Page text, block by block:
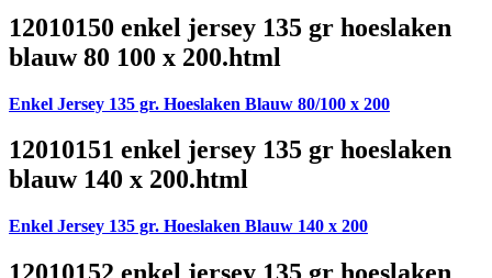
12010150 enkel jersey 135 gr hoeslaken
blauw 80 100 x 200.html
Enkel Jersey 135 gr. Hoeslaken Blauw 80/100 x 200
12010151 enkel jersey 135 gr hoeslaken
blauw 140 x 200.html
Enkel Jersey 135 gr. Hoeslaken Blauw 140 x 200